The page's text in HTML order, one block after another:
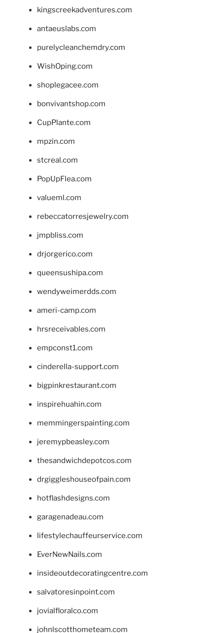
kingscreekadventures.com
antaeuslabs.com
purelycleanchemdry.com
WishOping.com
shoplegacee.com
bonvivantshop.com
CupPlante.com
mpzin.com
stcreal.com
PopUpFlea.com
valueml.com
rebeccatorresjewelry.com
jmpbliss.com
drjorgerico.com
queensushipa.com
wendyweimerdds.com
ameri-camp.com
hrsreceivables.com
empconst1.com
cinderella-support.com
bigpinkrestaurant.com
inspirehuahin.com
memmingerspainting.com
jeremypbeasley.com
thesandwichdepotcos.com
drgiggleshouseofpain.com
hotflashdesigns.com
garagenadeau.com
lifestylechauffeurservice.com
EverNewNails.com
insideoutdecoratingcentre.com
salvatoresinpoint.com
jovialfloralco.com
johnlscotthometeam.com